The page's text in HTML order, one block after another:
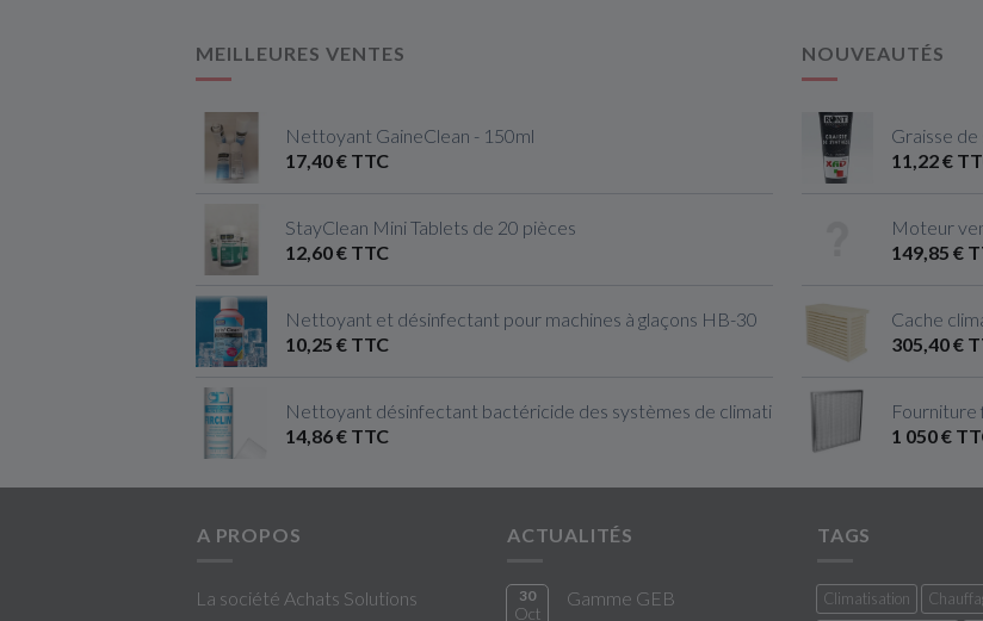
MEILLEURES VENTES
Nettoyant GaineClean - 150ml
17,40 € TTC
StayClean Mini Tablets de 20 pièces
12,60 € TTC
Nettoyant et désinfectant pour machines à glaçons HB-30
10,25 € TTC
Nettoyant désinfectant bactéricide des systèmes de climatisation & Ventilation
14,86 € TTC
NOUVEAUTÉS
Graisse
11,22 €
Moteur
149,85 €
Cache
305,40 €
Fourniture
1 050 €
A PROPOS
La société Achats Solutions
ACTUALITÉS
30
Oct
Gamme GEB
TAGS
Climatisation